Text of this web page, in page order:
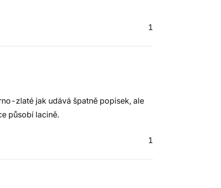
1
zlaté jak udává špatně popisek, ale
působí lacině.
1